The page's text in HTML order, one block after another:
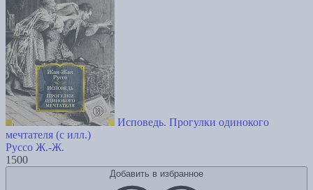
Исповедь. Прогулки одинокого
мечтателя (с илл.)
Руссо Ж.-Ж.
1500
Добавить в избранное